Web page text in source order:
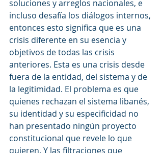
soluciones y arreglos nacionales, e
incluso desafía los diálogos internos,
entonces esto significa que es una
crisis diferente en su esencia y
objetivos de todas las crisis
anteriores. Esta es una crisis desde
fuera de la entidad, del sistema y de
la legitimidad. El problema es que
quienes rechazan el sistema libanés,
su identidad y su especificidad no
han presentado ningún proyecto
constitucional que revele lo que
quieren. Y las filtraciones que